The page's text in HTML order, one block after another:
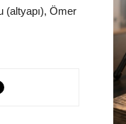
(altyapı), Ömer